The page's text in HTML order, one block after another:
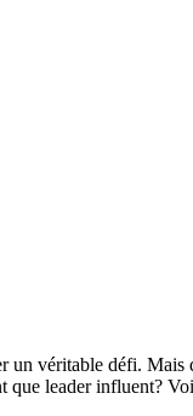
un véritable défi. Mais
leader influent?